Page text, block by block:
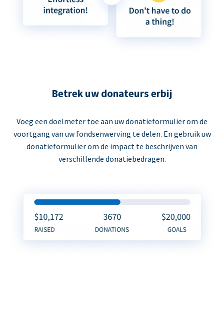
Betrek uw donateurs erbij
Voeg een doelmeter toe aan uw donatieformulier om de
voortgang van uw fondsenwerving te delen. En gebruik uw
donatieformulier om de impact te beschrijven van
verschillende donatiebedragen.